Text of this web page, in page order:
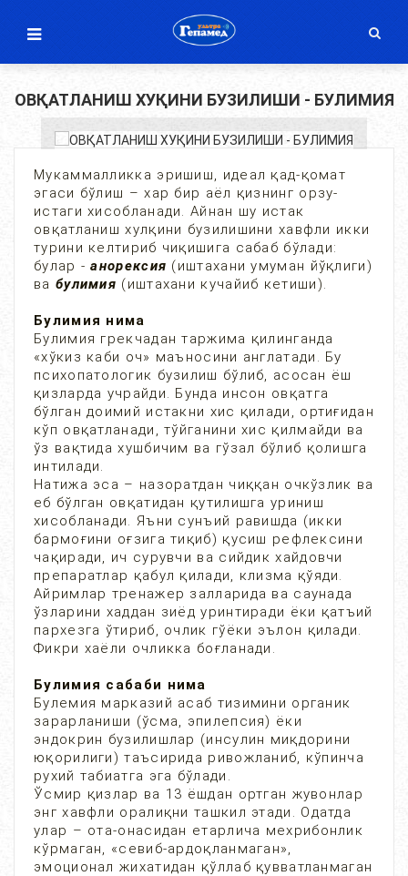
ОВҚАТЛАНИШ ХУҚИНИ БУЗИЛИШИ - БУЛИМИЯ
Мукаммалликка эришиш, идеал қад-қомат
эгаси бўлиш – хар бир аёл қизнинг орзу-
истаги хисобланади. Айнан шу истак
овқатланиш хулқини бузилишини хавфли икки
турини келтириб чиқишига сабаб бўлади:
булар -анорексия (иштахани умуман йўқлиги)
ва булимия (иштахани кучайиб кетиши).
Булимия нима
Булимия грекчадан таржима қилинганда
«хўкиз каби оч» маъносини англатади. Бу
психопатологик бузилиш бўлиб, асосан ёш
қизларда учрайди. Бунда инсон овқатга
бўлган доимий истакни хис қилади, ортиғидан
кўп овқатланади, тўйганини хис қилмайди ва
ўз вақтида хушбичим ва гўзал бўлиб қолишга
интилади.
Натижа эса – назоратдан чиққан очкўзлик ва
еб бўлган овқатидан қутилишга уриниш
хисобланади. Яъни сунъий равишда (икки
бармоғини оғзига тиқиб) қусиш рефлексини
чақиради, ич сурувчи ва сийдик хайдовчи
препаратлар қабул қилади, клизма қўяди.
Айримлар тренажер залларида ва саунада
ўзларини хаддан зиёд уринтиради ёки қатъий
пархезга ўтириб, очлик гўёки эълон қилади.
Фикри хаёли очликка боғланади.
Булимия сабаби нима
Булемия марказий асаб тизимини органик
зарарланиши (ўсма, эпилепсия) ёки
эндокрин бузилишлар (инсулин миқдорини
юқорилиги) таъсирида ривожланиб, кўпинча
рухий табиатга эга бўлади.
Ўсмир қизлар ва 13 ёшдан ортган жувонлар
энг хавфли оралиқни ташкил этади. Одатда
улар – ота-онасидан етарлича мехрибонлик
кўрмаган, «севиб-ардоқланмаган»,
эмоционал жихатидан қўллаб қувватланмаган